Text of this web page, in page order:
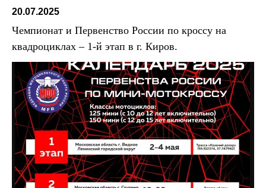
20.07.2025
Чемпионат и Первенство России по кроссу на
квадроциклах – 1-й этап в г. Киров.